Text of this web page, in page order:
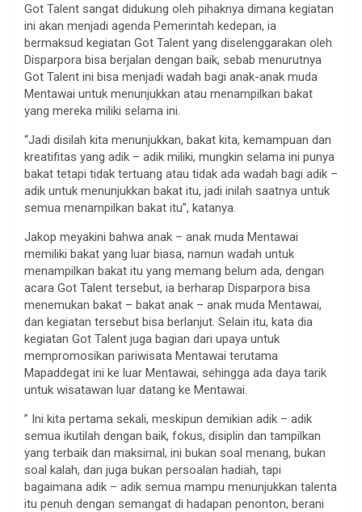
Got Talent sangat didukung oleh pihaknya dimana kegiatan
ini akan menjadi agenda Pemerintah kedepan, ia
bermaksud kegiatan Got Talent yang diselenggarakan oleh
Disparpora bisa berjalan dengan baik, sebab menurutnya
Got Talent ini bisa menjadi wadah bagi anak-anak muda
Mentawai untuk menunjukkan atau menampilkan bakat
yang mereka miliki selama ini.
“Jadi disilah kita menunjukkan, bakat kita, kemampuan dan
kreatifitas yang adik – adik miliki, mungkin selama ini punya
bakat tetapi tidak tertuang atau tidak ada wadah bagi adik –
adik untuk menunjukkan bakat itu, jadi inilah saatnya untuk
semua menampilkan bakat itu”, katanya.
Jakop meyakini bahwa anak – anak muda Mentawai
memiliki bakat yang luar biasa, namun wadah untuk
menampilkan bakat itu yang memang belum ada, dengan
acara Got Talent tersebut, ia berharap Disparpora bisa
menemukan bakat – bakat anak – anak muda Mentawai,
dan kegiatan tersebut bisa berlanjut. Selain itu, kata dia
kegiatan Got Talent juga bagian dari upaya untuk
mempromosikan pariwisata Mentawai terutama
Mapaddegat ini ke luar Mentawai, sehingga ada daya tarik
untuk wisatawan luar datang ke Mentawai.
” Ini kita pertama sekali, meskipun demikian adik – adik
semua ikutilah dengan baik, fokus, disiplin dan tampilkan
yang terbaik dan maksimal, ini bukan soal menang, bukan
soal kalah, dan juga bukan persoalan hadiah, tapi
bagaimana adik – adik semua mampu menunjukkan talenta
itu penuh dengan semangat di hadapan penonton, berani